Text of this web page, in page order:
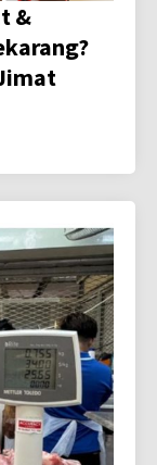
&